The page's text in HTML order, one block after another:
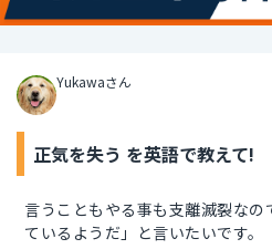
Yukawaさん
正気を失う を英語で教えて!
言うこともやる事も支離滅裂な
ているようだ」と言いたいです。